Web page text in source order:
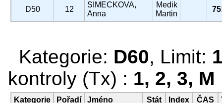
D50 12
SIMECKOVA,
Anna
Medik
Martin
Kategorie: D60, Limit:
kontroly (Tx) : 1, 2, 3, M
Kategorie Pořadí Jméno Stát Index ČAS